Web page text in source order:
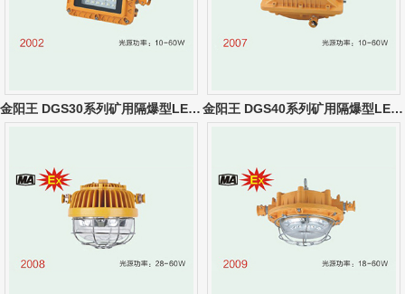
金阳王 DGS30系列矿用隔爆型LED巷道灯 金阳王 DGS40系列矿用隔爆型LED巷道灯